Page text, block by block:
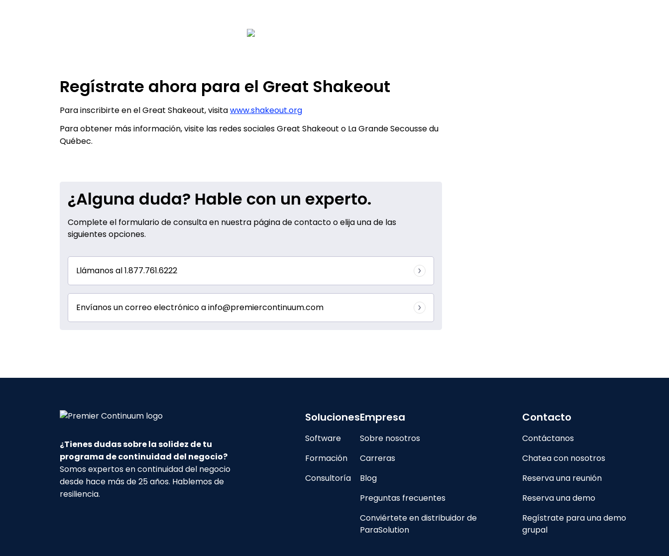
Regístrate ahora para el Great Shakeout
Para inscribirte en el Great Shakeout, visitawww.shakeout.org
Para obtener más información, visite las redes sociales Great Shakeout o La Grande Secousse du
Québec.
¿Alguna duda? Hable con un experto.
Complete el formulario de consulta en nuestra página de contacto o elija una de las
siguientes opciones.
Llámanos al 1.877.761.6222
Envíanos un correo electrónico a info@premiercontinuum.com
¿Tienes dudas sobre la solidez de tu
programa de continuidad del negocio?
Somos expertos en continuidad del negocio
desde hace más de 25 años. Hablemos de
resiliencia.
Soluciones
Software
Formación
Consultoría
Empresa
Sobre nosotros
Carreras
Blog
Preguntas frecuentes
Conviértete en distribuidor de
ParaSolution
Contacto
Contáctanos
Chatea con nosotros
Reserva una reunión
Reserva una demo
Regístrate para una demo
grupal